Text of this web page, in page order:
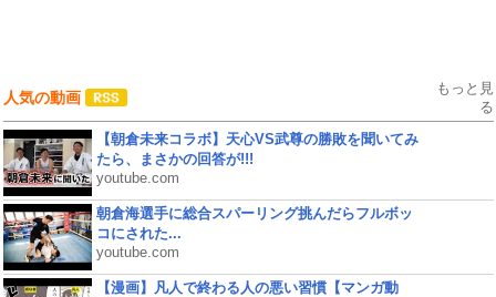
人気の動画
もっと見
る
【朝倉未来コラボ】天心VS武尊の勝敗を聞いてみ
たら、まさかの回答が!!!
youtube.com
朝倉海選手に総合スパーリング挑んだらフルボッ
コにされた...
youtube.com
【漫画】凡人で終わる人の悪い習慣【マンガ動